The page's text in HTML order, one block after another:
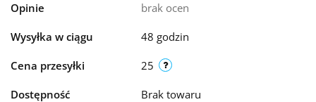
Opinie brak ocen
Wysyłka w ciągu 48 godzin
Cena przesyłki 25
Dostępność Brak towaru